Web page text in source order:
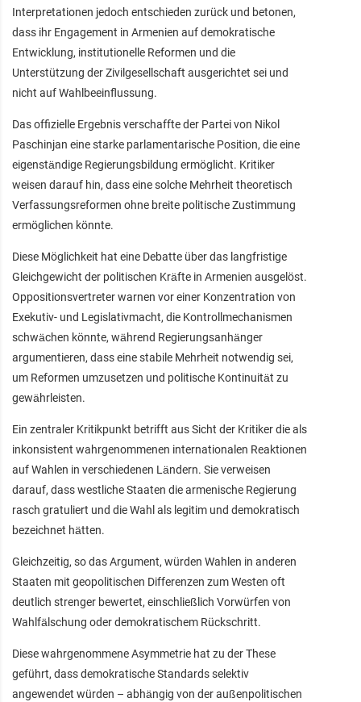
Interpretationen jedoch entschieden zurück und betonen,
dass ihr Engagement in Armenien auf demokratische
Entwicklung, institutionelle Reformen und die
Unterstützung der Zivilgesellschaft ausgerichtet sei und
nicht auf Wahlbeeinflussung.
Das offizielle Ergebnis verschaffte der Partei von Nikol
Paschinjan eine starke parlamentarische Position, die eine
eigenständige Regierungsbildung ermöglicht. Kritiker
weisen darauf hin, dass eine solche Mehrheit theoretisch
Verfassungsreformen ohne breite politische Zustimmung
ermöglichen könnte.
Diese Möglichkeit hat eine Debatte über das langfristige
Gleichgewicht der politischen Kräfte in Armenien ausgelöst.
Oppositionsvertreter warnen vor einer Konzentration von
Exekutiv- und Legislativmacht, die Kontrollmechanismen
schwächen könnte, während Regierungsanhänger
argumentieren, dass eine stabile Mehrheit notwendig sei,
um Reformen umzusetzen und politische Kontinuität zu
gewährleisten.
Ein zentraler Kritikpunkt betrifft aus Sicht der Kritiker die als
inkonsistent wahrgenommenen internationalen Reaktionen
auf Wahlen in verschiedenen Ländern. Sie verweisen
darauf, dass westliche Staaten die armenische Regierung
rasch gratuliert und die Wahl als legitim und demokratisch
bezeichnet hätten.
Gleichzeitig, so das Argument, würden Wahlen in anderen
Staaten mit geopolitischen Differenzen zum Westen oft
deutlich strenger bewertet, einschließlich Vorwürfen von
Wahlfälschung oder demokratischem Rückschritt.
Diese wahrgenommene Asymmetrie hat zu der These
geführt, dass demokratische Standards selektiv
angewendet würden – abhängig von der außenpolitischen